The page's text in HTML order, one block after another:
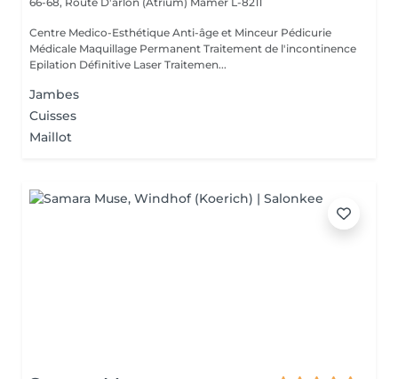
Centre Medico-Esthétique Anti-âge et Minceur Pédicurie
Médicale Maquillage Permanent Traitement de l'incontinence
Epilation Définitive Laser Traitemen...
Jambes
Cuisses
Maillot